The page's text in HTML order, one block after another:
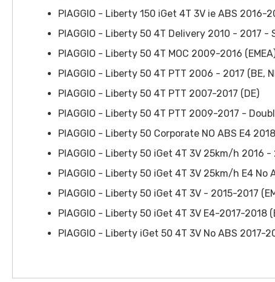
PIAGGIO - Liberty 150 iGet 4T 3V ie ABS 2016-
PIAGGIO - Liberty 50 4T Delivery 2010 - 2017 -
PIAGGIO - Liberty 50 4T MOC 2009-2016
PIAGGIO - Liberty 50 4T PTT 2006 - 2017 (BE,
PIAGGIO - Liberty 50 4T PTT 2007-2017 (DE)
PIAGGIO - Liberty 50 4T PTT 2009-2017 -
PIAGGIO - Liberty 50 Corporate NO ABS E4
PIAGGIO - Liberty 50 iGet 4T 3V 25km/h 2016 -
PIAGGIO - Liberty 50 iGet 4T 3V 25km/h E4 No
PIAGGIO - Liberty 50 iGet 4T 3V - 2015-2017
PIAGGIO - Liberty 50 iGet 4T 3V E4-2017-2018
PIAGGIO - Liberty iGet 50 4T 3V No ABS 2017-